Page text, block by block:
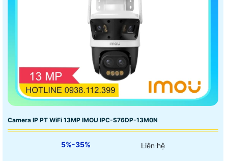
Camera IP PT WiFi 13MP IMOU IPC-S76DP-13M0N
5%-35% Liên hệ